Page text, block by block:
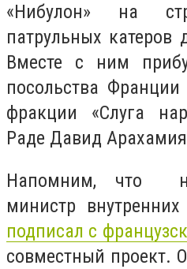
«Нибулон» на
патрульных катеров
Вместе с ним
посольства
фракции «Слуга
Раде Давид
Напомним, что
министр
подписал с
совместный проект.